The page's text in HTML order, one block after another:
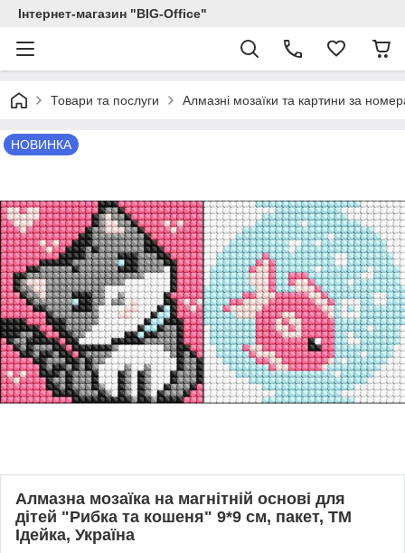
Інтернет-магазин "BIG-Office"
Товари та послуги Алмазні мозаїки та картини за
НОВИНКА
Алмазна мозаїка на магнітній основі для
дітей "Рибка та кошеня" 9*9 см, пакет, ТМ
Ідейка, Україна